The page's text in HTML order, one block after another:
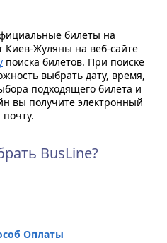
билеты на
Киев-Жуляны на веб-сайте
поиска билетов. При поиске
выбрать дату, время,
подходящего билета и
вы получите электронный
BusLine?
Оплаты